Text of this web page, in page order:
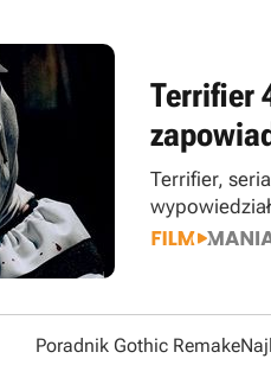
Terrifier
Terrifier,
Poradnik Gothic Remake